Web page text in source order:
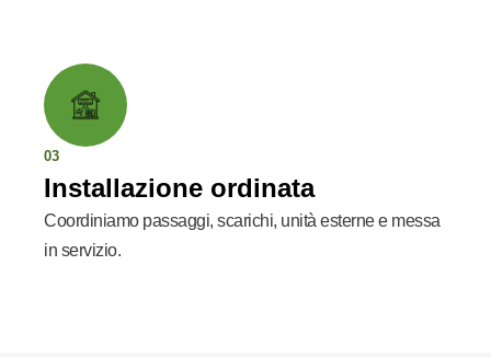
03
Installazione ordinata
Coordiniamo passaggi, scarichi, unità esterne e messa
in servizio.